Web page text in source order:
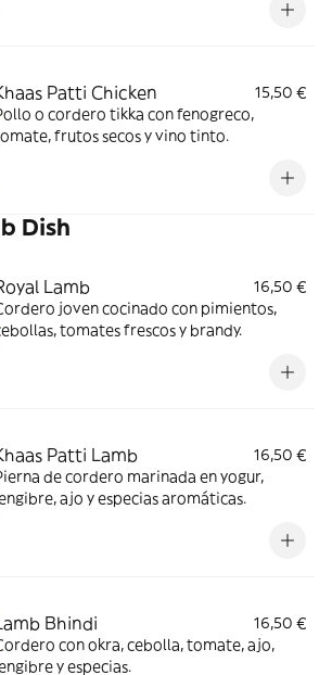
Patti Chicken
15,50 €
o cordero tikka con fenogreco,
frutos secos y vino tinto.
Dish
Lamb
16,50 €
joven cocinado con pimientos,
tomates frescos y brandy.
Patti Lamb
16,50 €
de cordero marinada en yogur,
ajo y especias aromáticas.
Bhindi
16,50 €
con okra, cebolla, tomate, ajo,
y especias.